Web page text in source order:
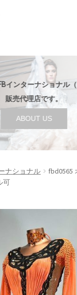
ショップ
SHOP
セール
SALE
ご利用案内
GUIDE
インターナショナル
販売代理店です。
ABOUT US
ナショナル
fbd0565
可